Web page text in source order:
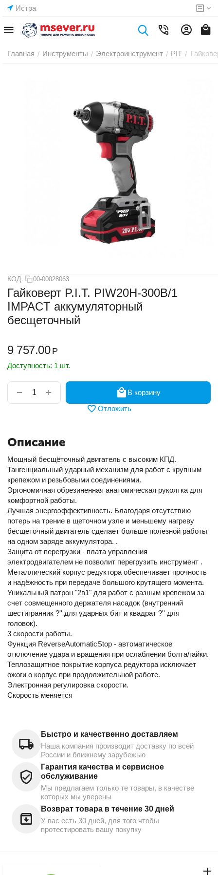
Истра
Главная / Инструменты / Электроинструмент / PIT /
КОД: 00-00028063
Гайковерт P.I.T. PIW20H-300B/1
IMPACT аккумуляторный
бесщеточный
9 757.00 Р
Доступность: 1 шт.
+
−
В корзину
Отложить
Описание
Мощный бесщёточный двигатель с высоким КПД.
Тангенциальный ударный механизм для работ с крупным
крепежом и резьбовыми соединениями.
Эргономичная обрезиненная анатомическая рукоятка для
комфортной работы.
Лучшая энергоэффективность. Благодаря отсутствию
потерь на трение в щеточном узле и меньшему нагреву
бесщеточный двигатель сделает больше полезной работы
на одном заряде аккумулятора. .
Защита от перегрузки - плата управления
электродвигателем не позволит перегрузить инструмент .
Металлический корпус редуктора обеспечивает прочность
и надёжность при передаче большого крутящего момента.
Уникальный патрон "2в1" для работ с разным крепежом за
счет совмещенного держателя насадок (внутренний
шестигранник ?'' для ударных бит и квадрат ?'' для
головок).
3 скорости работы.
Функция ReverseAutomaticStop - автоматическое
отключение удара и вращения при ослаблении болта/гайки.
Теплозащитное покрытие корпуса редуктора исключает
ожоги о корпус при продолжительной работе.
Электронная регулировка скорости.
Скорость меняется
Быстро и качественно доставляем
Наша компания производит доставку по всей
России и ближнему зарубежью
Гарантия качества и сервисное
обслуживание
Мы предлагаем только те товары, в качестве
которых мы уверены
Возврат товара в течение 30 дней
У вас есть 30 дней, для того чтобы
протестировать вашу покупку